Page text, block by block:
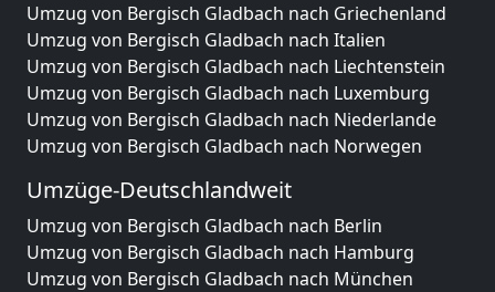
Umzug von Bergisch Gladbach nach Griechenland
Umzug von Bergisch Gladbach nach Italien
Umzug von Bergisch Gladbach nach Liechtenstein
Umzug von Bergisch Gladbach nach Luxemburg
Umzug von Bergisch Gladbach nach Niederlande
Umzug von Bergisch Gladbach nach Norwegen
Umzüge-Deutschlandweit
Umzug von Bergisch Gladbach nach Berlin
Umzug von Bergisch Gladbach nach Hamburg
Umzug von Bergisch Gladbach nach München